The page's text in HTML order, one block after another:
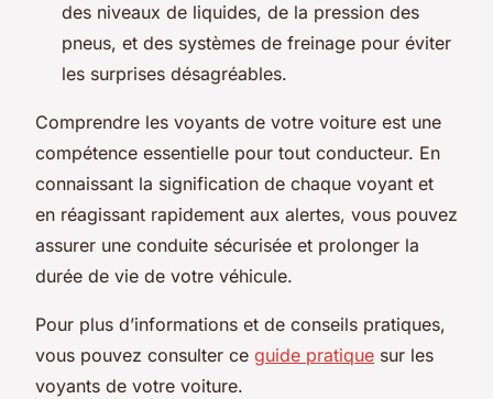
des niveaux de liquides, de la pression des
pneus, et des systèmes de freinage pour éviter
les surprises désagréables.
Comprendre les voyants de votre voiture est une
compétence essentielle pour tout conducteur. En
connaissant la signification de chaque voyant et
en réagissant rapidement aux alertes, vous pouvez
assurer une conduite sécurisée et prolonger la
durée de vie de votre véhicule.
Pour plus d’informations et de conseils pratiques,
vous pouvez consulter ce guide pratique sur les
voyants de votre voiture.